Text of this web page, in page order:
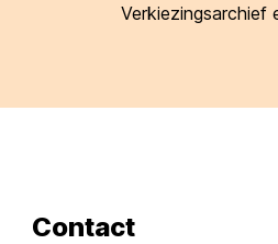
Verkiezingsarchief
Contact